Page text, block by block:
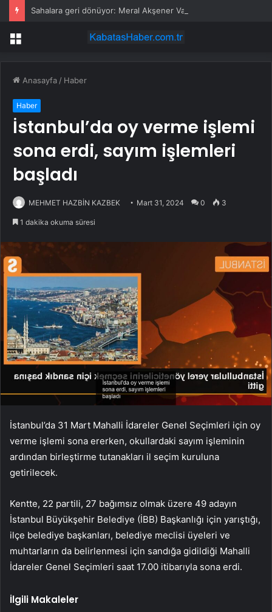
Menü
Anasayfa / Haber
Haber
İstanbul’da oy verme işlemi
sona erdi, sayım işlemleri
başladı
MEHMET HAZBİN KAZBEK Mart 31, 2024 0 3
1 dakika okuma süresi
İstanbul’da 31 Mart Mahalli İdareler Genel Seçimleri için oy
verme işlemi sona ererken, okullardaki sayım işleminin
ardından birleştirme tutanakları il seçim kuruluna
getirilecek.
Kentte, 22 partili, 27 bağımsız olmak üzere 49 adayın
İstanbul Büyükşehir Belediye (İBB) Başkanlığı için yarıştığı,
ilçe belediye başkanları, belediye meclisi üyeleri ve
muhtarların da belirlenmesi için sandığa gidildiği Mahalli
İdareler Genel Seçimleri saat 17.00 itibarıyla sona erdi.
İlgili Makaleler